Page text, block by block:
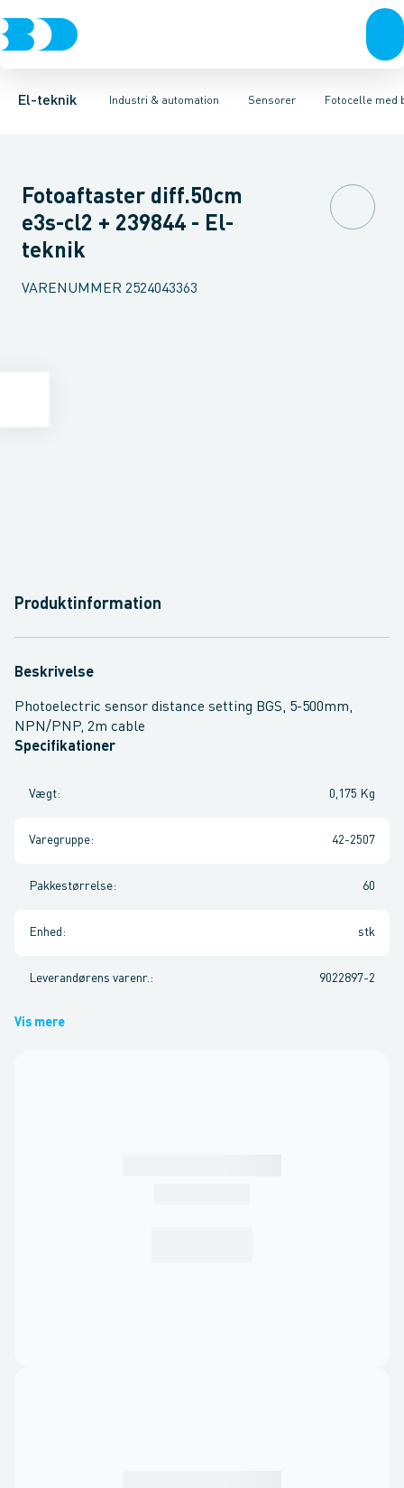
El-teknik Industri & automation
Afbrydere, stikkontakter & lampeudtagForgreningsmateriel
Sensorer
Industristiksystemer Frekvensomformere og softstartere
Fotocelle med
Trykafbryder Induktiv aftasterEnvejs lysgitter
Fotoaftaster diff.50cm
e3s-cl2 + 239844 - El-
teknik
VARENUMMER 2524043363
Produktinformation
Beskrivelse
Photoelectric sensor distance setting BGS, 5-500mm,
NPN/PNP, 2m cable
Specifikationer
Vægt: 0,175 Kg
Varegruppe: 42-2507
Pakkestørrelse: 60
Enhed : stk
Leverandørens varenr. : 9022897-2
Vis mere